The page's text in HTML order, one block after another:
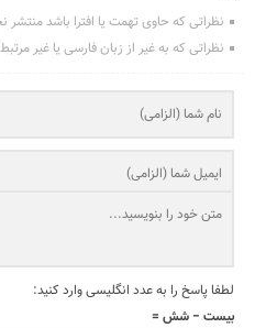
نظراتی که حاوی تهمت یا افترا باشد منتشر
نظراتی که به غیر از زبان فارسی یا غیر
لطفا پاسخ را به عدد انگلیسی وارد کنید:
بیست − شش =